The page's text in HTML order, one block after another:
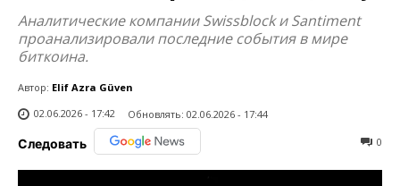
Аналитические компании Swissblock и Santiment
проанализировали последние события в мире
биткоина.
Автор: Elif Azra Güven
02.06.2026 - 17:42
Обновлять: 02.06.2026 - 17:44
Следовать 0